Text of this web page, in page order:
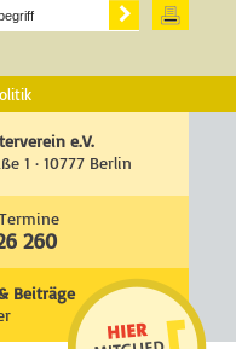
e.V.
1 · 10777 Berlin
260
Beiträge